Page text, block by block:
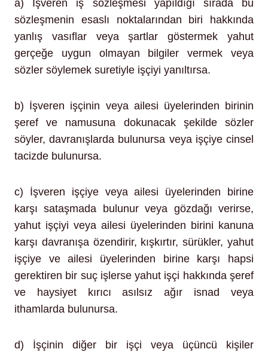
a) İşveren iş sözleşmesi yapıldığı sırada bu
sözleşmenin esaslı noktalarından biri hakkında
yanlış vasıflar veya şartlar göstermek yahut
gerçeğe uygun olmayan bilgiler vermek veya
sözler söylemek suretiyle işçiyi yanıltırsa.
b) İşveren işçinin veya ailesi üyelerinden birinin
şeref ve namusuna dokunacak şekilde sözler
söyler, davranışlarda bulunursa veya işçiye cinsel
tacizde bulunursa.
c) İşveren işçiye veya ailesi üyelerinden birine
karşı sataşmada bulunur veya gözdağı verirse,
yahut işçiyi veya ailesi üyelerinden birini kanuna
karşı davranışa özendirir, kışkırtır, sürükler, yahut
işçiye ve ailesi üyelerinden birine karşı hapsi
gerektiren bir suç işlerse yahut işçi hakkında şeref
ve haysiyet kırıcı asılsız ağır isnad veya
ithamlarda bulunursa.
d) İşçinin diğer bir işçi veya üçüncü kişiler